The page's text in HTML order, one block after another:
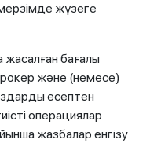
жүзеге
бағалы
және (немесе)
есептен
операциялар
жазбалар енгізу